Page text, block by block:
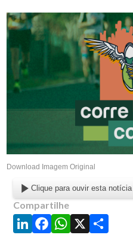
Download Imagem Original
Clique para ouvir esta notícia
Compartilhe
LinkedIn
Facebook
WhatsApp
X Share